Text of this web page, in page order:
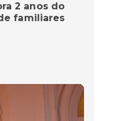
2 anos do
familiares